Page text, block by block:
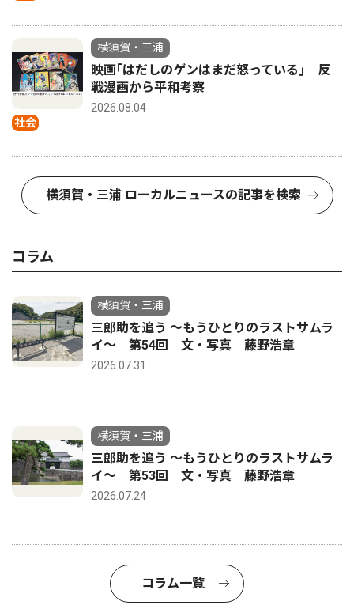
社会
横須賀・三浦
映画｢はだしのゲンはまだ怒っている｣ 反
戦漫画から平和考察
2026.08.04
横須賀・三浦 ローカルニュースの記事を検索
コラム
横須賀・三浦
三郎助を追う 〜もうひとりのラストサムラ
イ〜 第54回 文・写真 藤野浩章
2026.07.31
横須賀・三浦
三郎助を追う 〜もうひとりのラストサムラ
イ〜 第53回 文・写真 藤野浩章
2026.07.24
コラム一覧